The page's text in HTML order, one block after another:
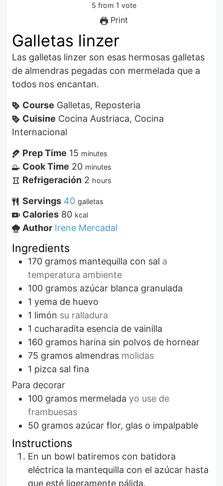
5 from 1 vote
Print
Galletas linzer
Las galletas linzer son esas hermosas galletas
de almendras pegadas con mermelada que a
todos nos encantan.
Course Galletas, Reposteria
Cuisine Cocina Austriaca, Cocina
Internacional
Prep Time 15 minutes
Cook Time 20 minutes
Refrigeración 2 hours
Servings 40 galletas
Calories 80 kcal
Author Irene Mercadal
Ingredients
170 gramos mantequilla con sal a
temperatura ambiente
100 gramos azúcar blanca granulada
1 yema de huevo
1 limón su ralladura
1 cucharadita esencia de vainilla
160 gramos harina sin polvos de hornear
75 gramos almendras molidas
1 pizca sal fina
Para decorar
100 gramos mermelada yo use de
frambuesas
50 gramos azúcar flor, glas o impalpable
Instructions
En un bowl batiremos con batidora
eléctrica la mantequilla con el azúcar hasta
que esté ligeramente pálida.